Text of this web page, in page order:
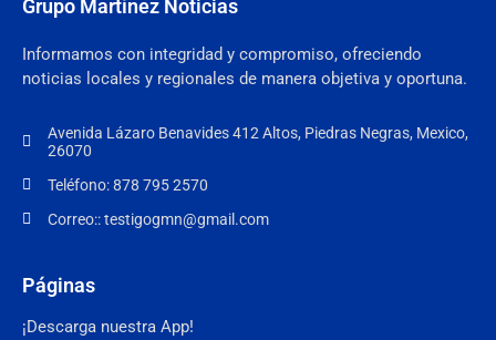
Grupo Martínez Noticias
Informamos con integridad y compromiso, ofreciendo
noticias locales y regionales de manera objetiva y oportuna.
Avenida Lázaro Benavides 412 Altos, Piedras Negras, Mexico,
26070
Teléfono: 878 795 2570
Correo:: testigogmn@gmail.com
Páginas
¡Descarga nuestra App!